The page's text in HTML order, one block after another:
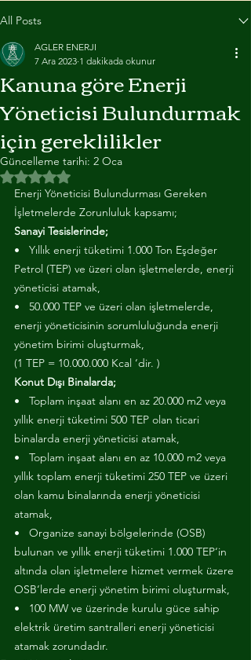
All Posts
Kanuna göre Enerji
Yöneticisi Bulundurmak
için gereklilikler
AGLER ENERJI
7 Ara 2023 1 dakikada okunur
Güncelleme tarihi: 2 Oca
5 üzerinden NaN yıldız
Enerji Yöneticisi Bulundurması Gereken
İşletmelerde Zorunluluk kapsamı;
Sanayi Tesislerinde;
•   Yıllık enerji tüketimi 1.000 Ton Eşdeğer
Petrol (TEP) ve üzeri olan işletmelerde, enerji
yöneticisi atamak,
•   50.000 TEP ve üzeri olan işletmelerde,
enerji yöneticisinin sorumluluğunda enerji
yönetim birimi oluşturmak,
(1 TEP = 10.000.000 Kcal ‘dir. )
Konut Dışı Binalarda;
•   Toplam inşaat alanı en az 20.000 m2 veya
yıllık enerji tüketimi 500 TEP olan ticari
binalarda enerji yöneticisi atamak,
•   Toplam inşaat alanı en az 10.000 m2 veya
yıllık toplam enerji tüketimi 250 TEP ve üzeri
olan kamu binalarında enerji yöneticisi
atamak,
•   Organize sanayi bölgelerinde (OSB)
bulunan ve yıllık enerji tüketimi 1.000 TEP‘in
altında olan işletmelere hizmet vermek üzere
OSB‘lerde enerji yönetim birimi oluşturmak,
•   100 MW ve üzerinde kurulu güce sahip
elektrik üretim santralleri enerji yöneticisi
atamak zorundadır.